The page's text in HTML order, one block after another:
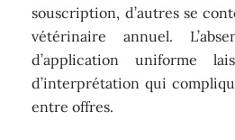
souscription, d’autres se
vétérinaire annuel.
d’application uniforme
d’interprétation qui
entre offres.